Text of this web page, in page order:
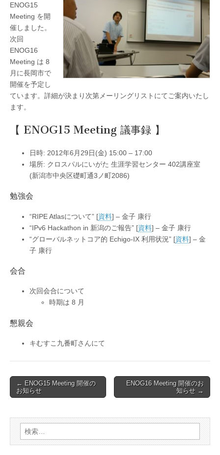
ENOG15
Meeting を開
催しました。
次回
ENOG16
Meeting は 8
月に長岡市で
開催を予定し
ています。詳細が決まり次第メーリングリストにてご案内いたし
ます。
【 ENOG15 Meeting 議事録 】
日時: 2012年6月29日(金) 15:00 – 17:00
場所: クロスパルにいがた 生涯学習センター 402講座室
(新潟市中央区礎町通3ノ町2086)
勉強会
“RIPE Atlasについて” [資料] – 金子 康行
“IPv6 Hackathon in 新潟のご報告” [資料] – 金子 康行
“グローバルネットコア的 Echigo-IX 利用状況” [資料] – 金
子 康行
会合
次回会合について
時期は 8 月
懇親会
キむすこ九番町さんにて
Post
navigation
← ENOG15 Meeting 開催の
お知らせ
ENOG16 Meeting 開催のお
知らせ →
検
索: